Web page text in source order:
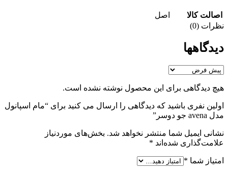
اصالت کالا
اصل
نظرات (0)
دیدگاهها
هیچ دیدگاهی برای این محصول نوشته نشده است.
اولین نفری باشید که دیدگاهی را ارسال می کنید برای “مام اسپانول
مدل avena جو دوسر”
نشانی ایمیل شما منتشر نخواهد شد. بخش‌های موردنیاز
علامت‌گذاری شده‌اند *
امتیاز شما *